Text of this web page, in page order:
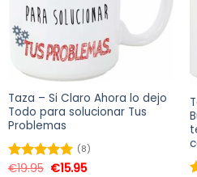
Taza – Si Claro Ahora lo dejo
Todo para solucionar Tus
Problemas
Valorado
(8)
€19.95 €15.95